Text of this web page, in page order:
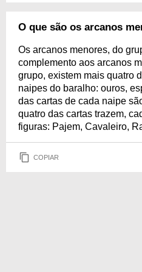
O que são os arcanos
Os arcanos menores, do
complemento aos arcanos
grupo, existem mais quatro
naipes do baralho: ouros,
das cartas de cada naipe
quatro das cartas trazem,
figuras: Pajem, Cavaleiro,
COPIAR